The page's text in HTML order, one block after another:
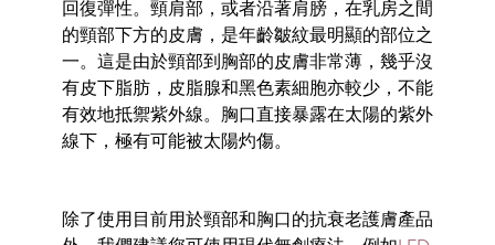
回復彈性。頸肩部，或者沿著肩膀，在乳房之間
的頸部下方的皮膚，是年齡皺紋最明顯的部位之
一。這是由於頸部到胸部的皮膚非常薄，幾乎沒
有皮下脂肪，皮脂腺和黑色素細胞亦較少，不能
有效地抵禦紫外線。胸口直接暴露在太陽的紫外
線下，極有可能被太陽灼傷。
除了使用目前用於頸部和胸口的抗衰老護膚產品